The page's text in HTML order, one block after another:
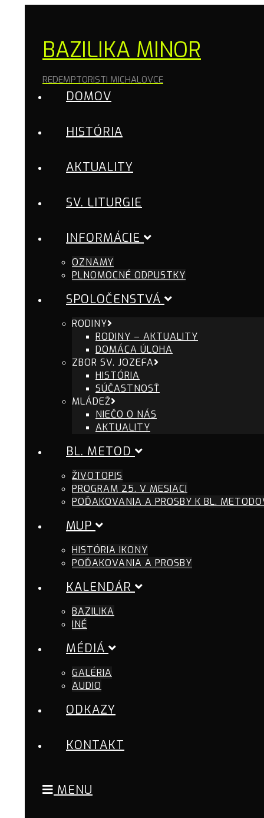
BAZILIKA MINOR
REDEMPTORISTI MICHALOVCE
DOMOV
HISTÓRIA
AKTUALITY
SV. LITURGIE
INFORMÁCIE
OZNAMY
PLNOMOCNÉ ODPUSTKY
SPOLOČENSTVÁ
RODINY
RODINY – AKTUALITY
DOMÁCA ÚLOHA
ZBOR SV. JOZEFA
HISTÓRIA
SÚČASTNOSŤ
MLÁDEŽ
NIEČO O NÁS
AKTUALITY
BL. METOD
ŽIVOTOPIS
PROGRAM 25. V MESIACI
POĎAKOVANIA A PROSBY K BL.
MUP
HISTÓRIA IKONY
POĎAKOVANIA A PROSBY
KALENDÁR
BAZILIKA
INÉ
MÉDIÁ
GALÉRIA
AUDIO
ODKAZY
KONTAKT
MENU